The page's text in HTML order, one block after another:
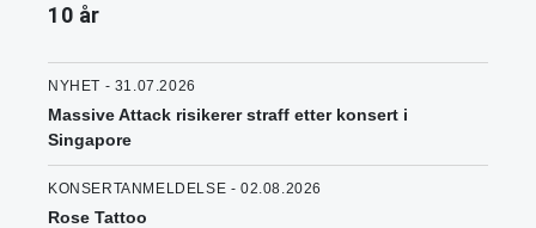
10 år
NYHET - 31.07.2026
Massive Attack risikerer straff etter konsert i
Singapore
KONSERTANMELDELSE - 02.08.2026
Rose Tattoo